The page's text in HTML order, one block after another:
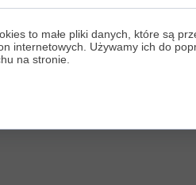
to małe pliki danych, które są
internetowych. Używamy ich do
na stronie.